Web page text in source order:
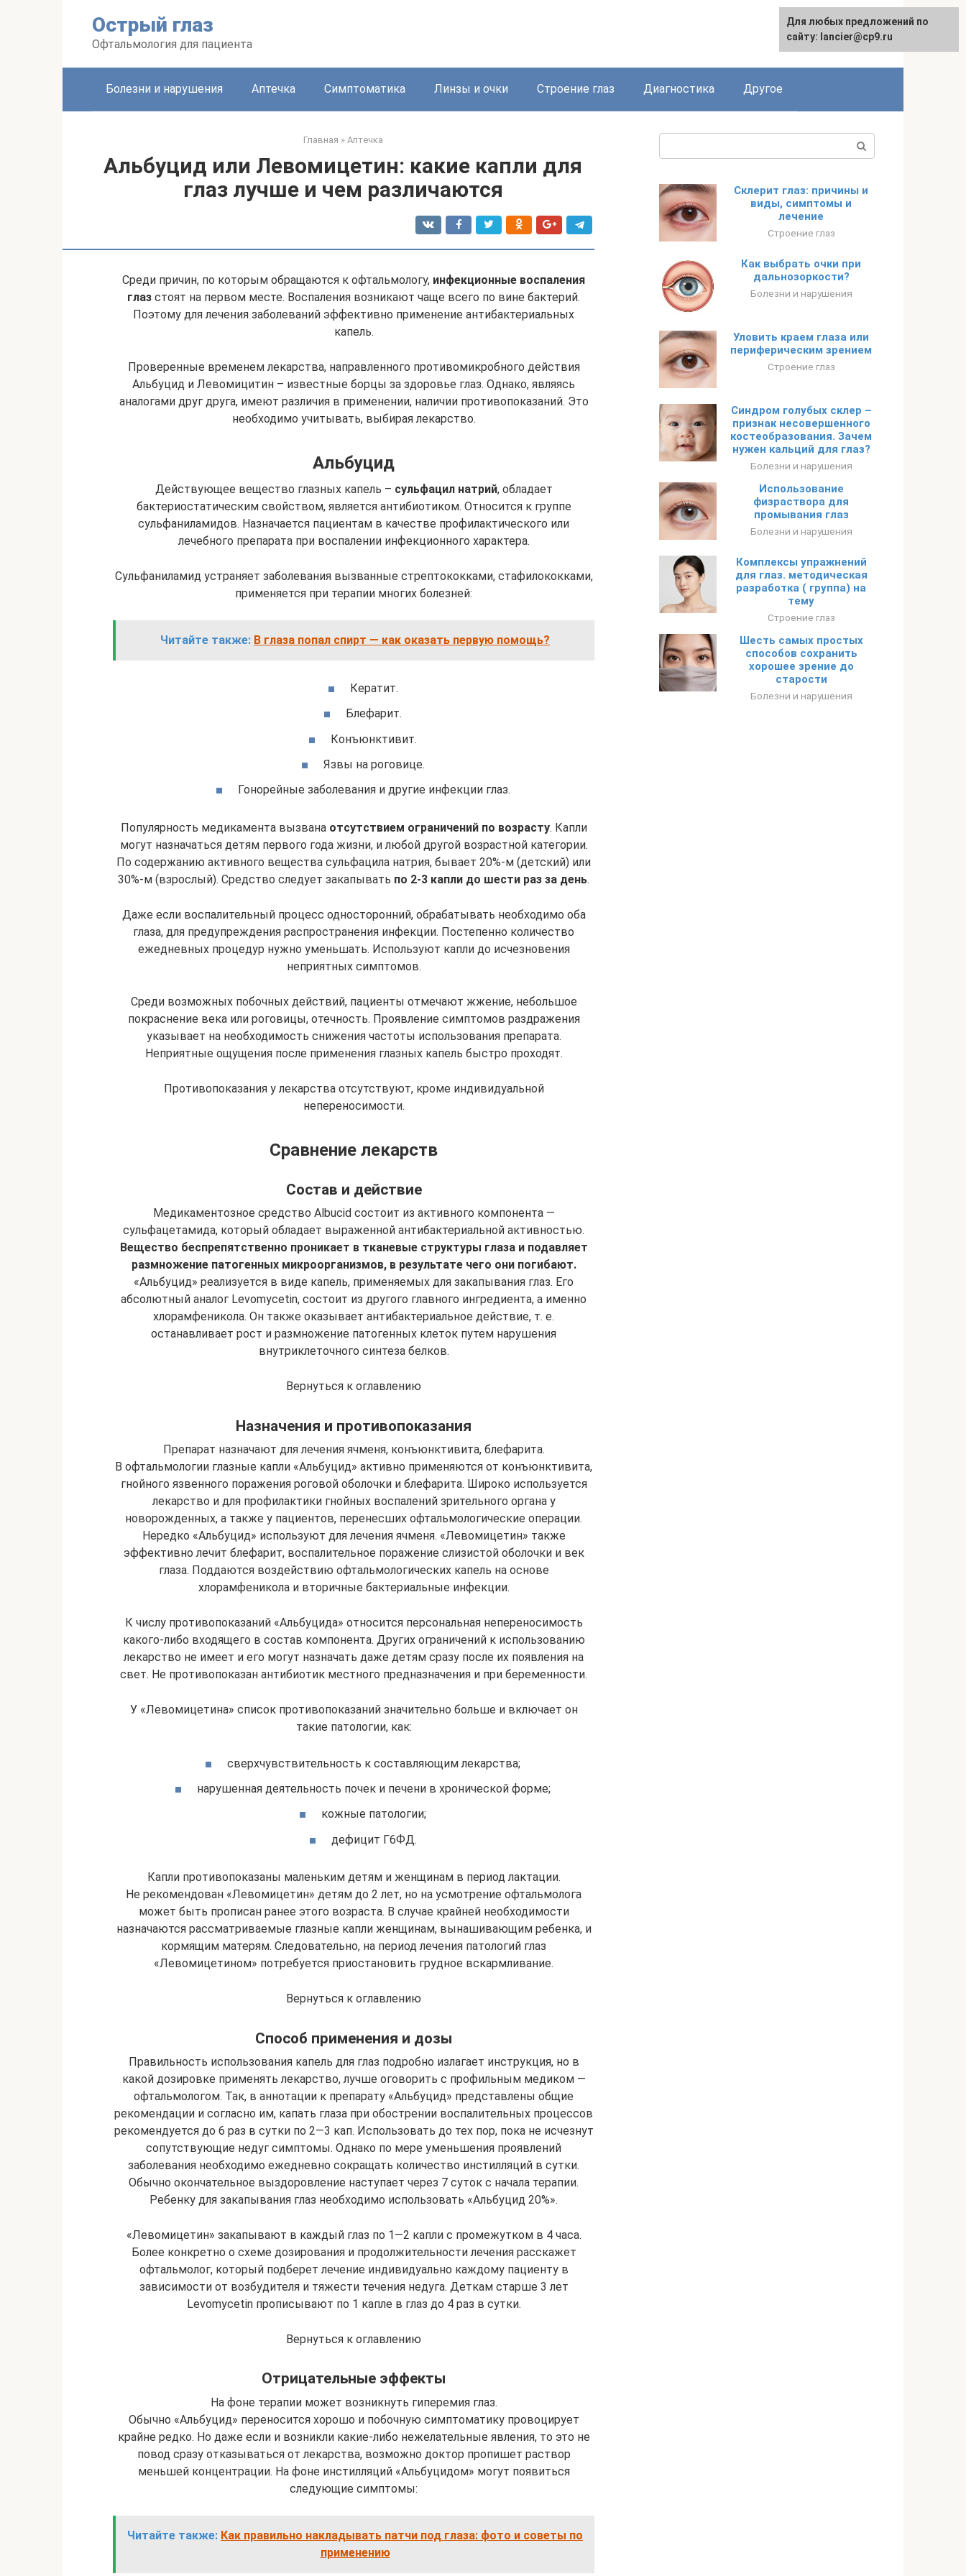
Острый глаз
Офтальмология для пациента
Болезни и нарушения Аптечка Симптоматика Линзы и очки Строение глаз Диагностика Другое
Главная » Аптечка
Альбуцид или Левомицетин: какие капли для
глаз лучше и чем различаются
Среди причин, по которым обращаются к офтальмологу, инфекционные воспаления
глаз стоят на первом месте. Воспаления возникают чаще всего по вине бактерий.
Поэтому для лечения заболеваний эффективно применение антибактериальных
капель.
Проверенные временем лекарства, направленного противомикробного действия
Альбуцид и Левомицитин – известные борцы за здоровье глаз. Однако, являясь
аналогами друг друга, имеют различия в применении, наличии противопоказаний. Это
необходимо учитывать, выбирая лекарство.
Альбуцид
Действующее вещество глазных капель – сульфацил натрий, обладает
бактериостатическим свойством, является антибиотиком. Относится к группе
сульфаниламидов. Назначается пациентам в качестве профилактического или
лечебного препарата при воспалении инфекционного характера.
Сульфаниламид устраняет заболевания вызванные стрептококками, стафилококками,
применяется при терапии многих болезней:
Читайте также: В глаза попал спирт — как оказать первую помощь?
Кератит.
Блефарит.
Конъюнктивит.
Язвы на роговице.
Гонорейные заболевания и другие инфекции глаз.
Популярность медикамента вызвана отсутствием ограничений по возрасту. Капли
могут назначаться детям первого года жизни, и любой другой возрастной категории.
По содержанию активного вещества сульфацила натрия, бывает 20%-м (детский) или
30%-м (взрослый). Средство следует закапывать по 2-3 капли до шести раз за день.
Даже если воспалительный процесс односторонний, обрабатывать необходимо оба
глаза, для предупреждения распространения инфекции. Постепенно количество
ежедневных процедур нужно уменьшать. Используют капли до исчезновения
неприятных симптомов.
Среди возможных побочных действий, пациенты отмечают жжение, небольшое
покраснение века или роговицы, отечность. Проявление симптомов раздражения
указывает на необходимость снижения частоты использования препарата.
Неприятные ощущения после применения глазных капель быстро проходят.
Противопоказания у лекарства отсутствуют, кроме индивидуальной
непереносимости.
Сравнение лекарств
Состав и действие
Медикаментозное средство Albucid состоит из активного компонента —
сульфацетамида, который обладает выраженной антибактериальной активностью.
Вещество беспрепятственно проникает в тканевые структуры глаза и подавляет
размножение патогенных микроорганизмов, в результате чего они погибают.
«Альбуцид» реализуется в виде капель, применяемых для закапывания глаз. Его
абсолютный аналог Levomycetin, состоит из другого главного ингредиента, а именно
хлорамфеникола. Он также оказывает антибактериальное действие, т. е.
останавливает рост и размножение патогенных клеток путем нарушения
внутриклеточного синтеза белков.
Вернуться к оглавлению
Назначения и противопоказания
Препарат назначают для лечения ячменя, конъюнктивита, блефарита.
В офтальмологии глазные капли «Альбуцид» активно применяются от конъюнктивита,
гнойного язвенного поражения роговой оболочки и блефарита. Широко используется
лекарство и для профилактики гнойных воспалений зрительного органа у
новорожденных, а также у пациентов, перенесших офтальмологические операции.
Нередко «Альбуцид» используют для лечения ячменя. «Левомицетин» также
эффективно лечит блефарит, воспалительное поражение слизистой оболочки и век
глаза. Поддаются воздействию офтальмологических капель на основе
хлорамфеникола и вторичные бактериальные инфекции.
К числу противопоказаний «Альбуцида» относится персональная непереносимость
какого-либо входящего в состав компонента. Других ограничений к использованию
лекарство не имеет и его могут назначать даже детям сразу после их появления на
свет. Не противопоказан антибиотик местного предназначения и при беременности.
У «Левомицетина» список противопоказаний значительно больше и включает он
такие патологии, как:
сверхчувствительность к составляющим лекарства;
нарушенная деятельность почек и печени в хронической форме;
кожные патологии;
дефицит Г6ФД.
Капли противопоказаны маленьким детям и женщинам в период лактации.
Не рекомендован «Левомицетин» детям до 2 лет, но на усмотрение офтальмолога
может быть прописан ранее этого возраста. В случае крайней необходимости
назначаются рассматриваемые глазные капли женщинам, вынашивающим ребенка, и
кормящим матерям. Следовательно, на период лечения патологий глаз
«Левомицетином» потребуется приостановить грудное вскармливание.
Вернуться к оглавлению
Способ применения и дозы
Правильность использования капель для глаз подробно излагает инструкция, но в
какой дозировке применять лекарство, лучше оговорить с профильным медиком —
офтальмологом. Так, в аннотации к препарату «Альбуцид» представлены общие
рекомендации и согласно им, капать глаза при обострении воспалительных процессов
рекомендуется до 6 раз в сутки по 2—3 кап. Использовать до тех пор, пока не исчезнут
сопутствующие недуг симптомы. Однако по мере уменьшения проявлений
заболевания необходимо ежедневно сокращать количество инстилляций в сутки.
Обычно окончательное выздоровление наступает через 7 суток с начала терапии.
Ребенку для закапывания глаз необходимо использовать «Альбуцид 20%».
«Левомицетин» закапывают в каждый глаз по 1—2 капли с промежутком в 4 часа.
Более конкретно о схеме дозирования и продолжительности лечения расскажет
офтальмолог, который подберет лечение индивидуально каждому пациенту в
зависимости от возбудителя и тяжести течения недуга. Деткам старше 3 лет
Levomycetin прописывают по 1 капле в глаз до 4 раз в сутки.
Вернуться к оглавлению
Отрицательные эффекты
На фоне терапии может возникнуть гиперемия глаз.
Обычно «Альбуцид» переносится хорошо и побочную симптоматику провоцирует
крайне редко. Но даже если и возникли какие-либо нежелательные явления, то это не
повод сразу отказываться от лекарства, возможно доктор пропишет раствор
меньшей концентрации. На фоне инстилляций «Альбуцидом» могут появиться
следующие симптомы:
Читайте также: Как правильно накладывать патчи под глаза: фото и советы по
применению
Склерит глаз: причины и
виды, симптомы и
лечение
Строение глаз
Как выбрать очки при
дальнозоркости?
Болезни и нарушения
Уловить краем глаза или
периферическим зрением
Строение глаз
Синдром голубых склер –
признак несовершенного
костеобразования. Зачем
нужен кальций для глаз?
Болезни и нарушения
Использование
физраствора для
промывания глаз
Болезни и нарушения
Комплексы упражнений
для глаз. методическая
разработка ( группа) на
тему
Строение глаз
Шесть самых простых
способов сохранить
хорошее зрение до
старости
Болезни и нарушения
Для любых предложений по
сайту: lancier@cp9.ru